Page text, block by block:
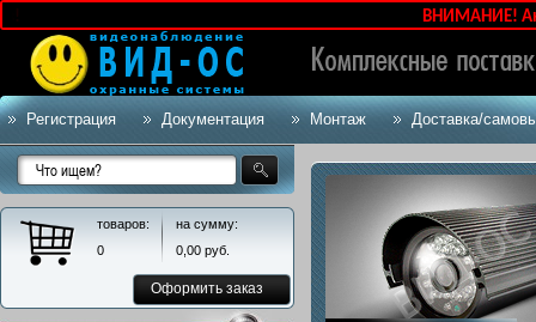
Регистрация Документация Монтаж Доставка/
ВНИМАНИЕ!
товаров:
0
на сумму:
0,00 руб.
Оформить заказ